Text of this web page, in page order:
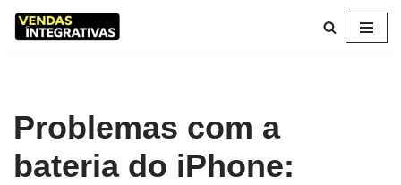
Problemas com a
bateria do iPhone: